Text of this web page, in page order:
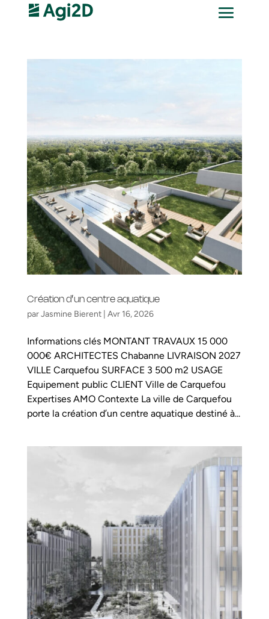
Création d’un centre aquatique
parJasmine Bierent| Avr 16, 2026
Informations clés MONTANT TRAVAUX 15 000
000€ ARCHITECTES Chabanne LIVRAISON 2027
VILLE Carquefou SURFACE 3 500 m2 USAGE
Equipement public CLIENT Ville de Carquefou
Expertises AMO Contexte La ville de Carquefou
porte la création d’un centre aquatique destiné à...